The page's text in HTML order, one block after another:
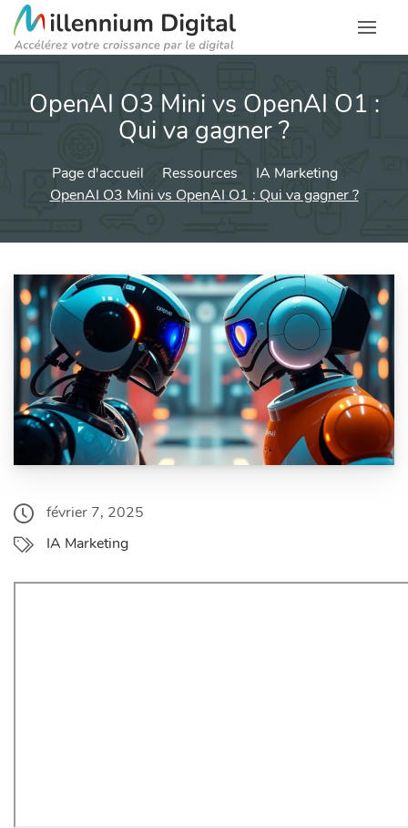
OpenAI O3 Mini vs OpenAI O1 :
Qui va gagner ?
Page d'accueil Ressources
IA Marketing
OpenAI O3 Mini vs OpenAI O1 : Qui va gagner ?
février 7, 2025
IA Marketing